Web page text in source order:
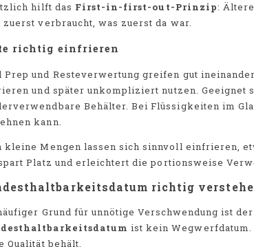
hilft das First-in-first-out-Prinzip:
verbraucht, was zuerst da war.
richtig einfrieren
Prep und Resteverwertung greifen gut
und später unkompliziert nutzen. Geeignet
Behälter. Bei Flüssigkeiten im
kann.
kleine Mengen lassen sich sinnvoll einfrieren,
Platz und erleichtert die portionsweise
richtig
Grund für unnötige Verschwendung ist
ist kein Wegwerfdatum.
Qualität behält.